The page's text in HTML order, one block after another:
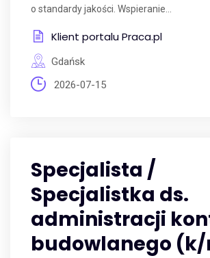
o standardy jakości. Wspieranie...
Klient portalu Praca.pl
Gdańsk
2026-07-15
Specjalista /
Specjalistka ds.
administracji
budowlanego